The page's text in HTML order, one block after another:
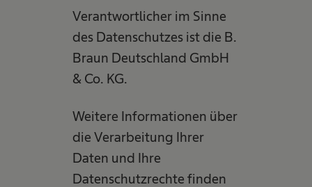
Verantwortlicher im Sinne
des Datenschutzes ist die B.
Braun Deutschland GmbH
& Co. KG.
Weitere Informationen über
die Verarbeitung Ihrer
Daten und Ihre
Datenschutzrechte finden